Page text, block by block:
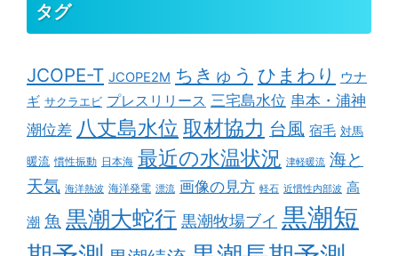
タグ
JCOPE-T JCOPE2M ちきゅう ひまわり
ウナ
ギ サクラエビ プレスリリース 三宅島水位 串本・浦神
潮位差 八丈島水位 取材協力 台風 宿毛 対馬
暖流 慣性振動 日本海 最近の水温状況 津軽暖流 海と
天気 海洋熱波 海洋発電 漂流 画像の見方 軽石 近慣性内部波 高
潮 魚 黒潮大蛇行 黒潮牧場ブイ 黒潮短